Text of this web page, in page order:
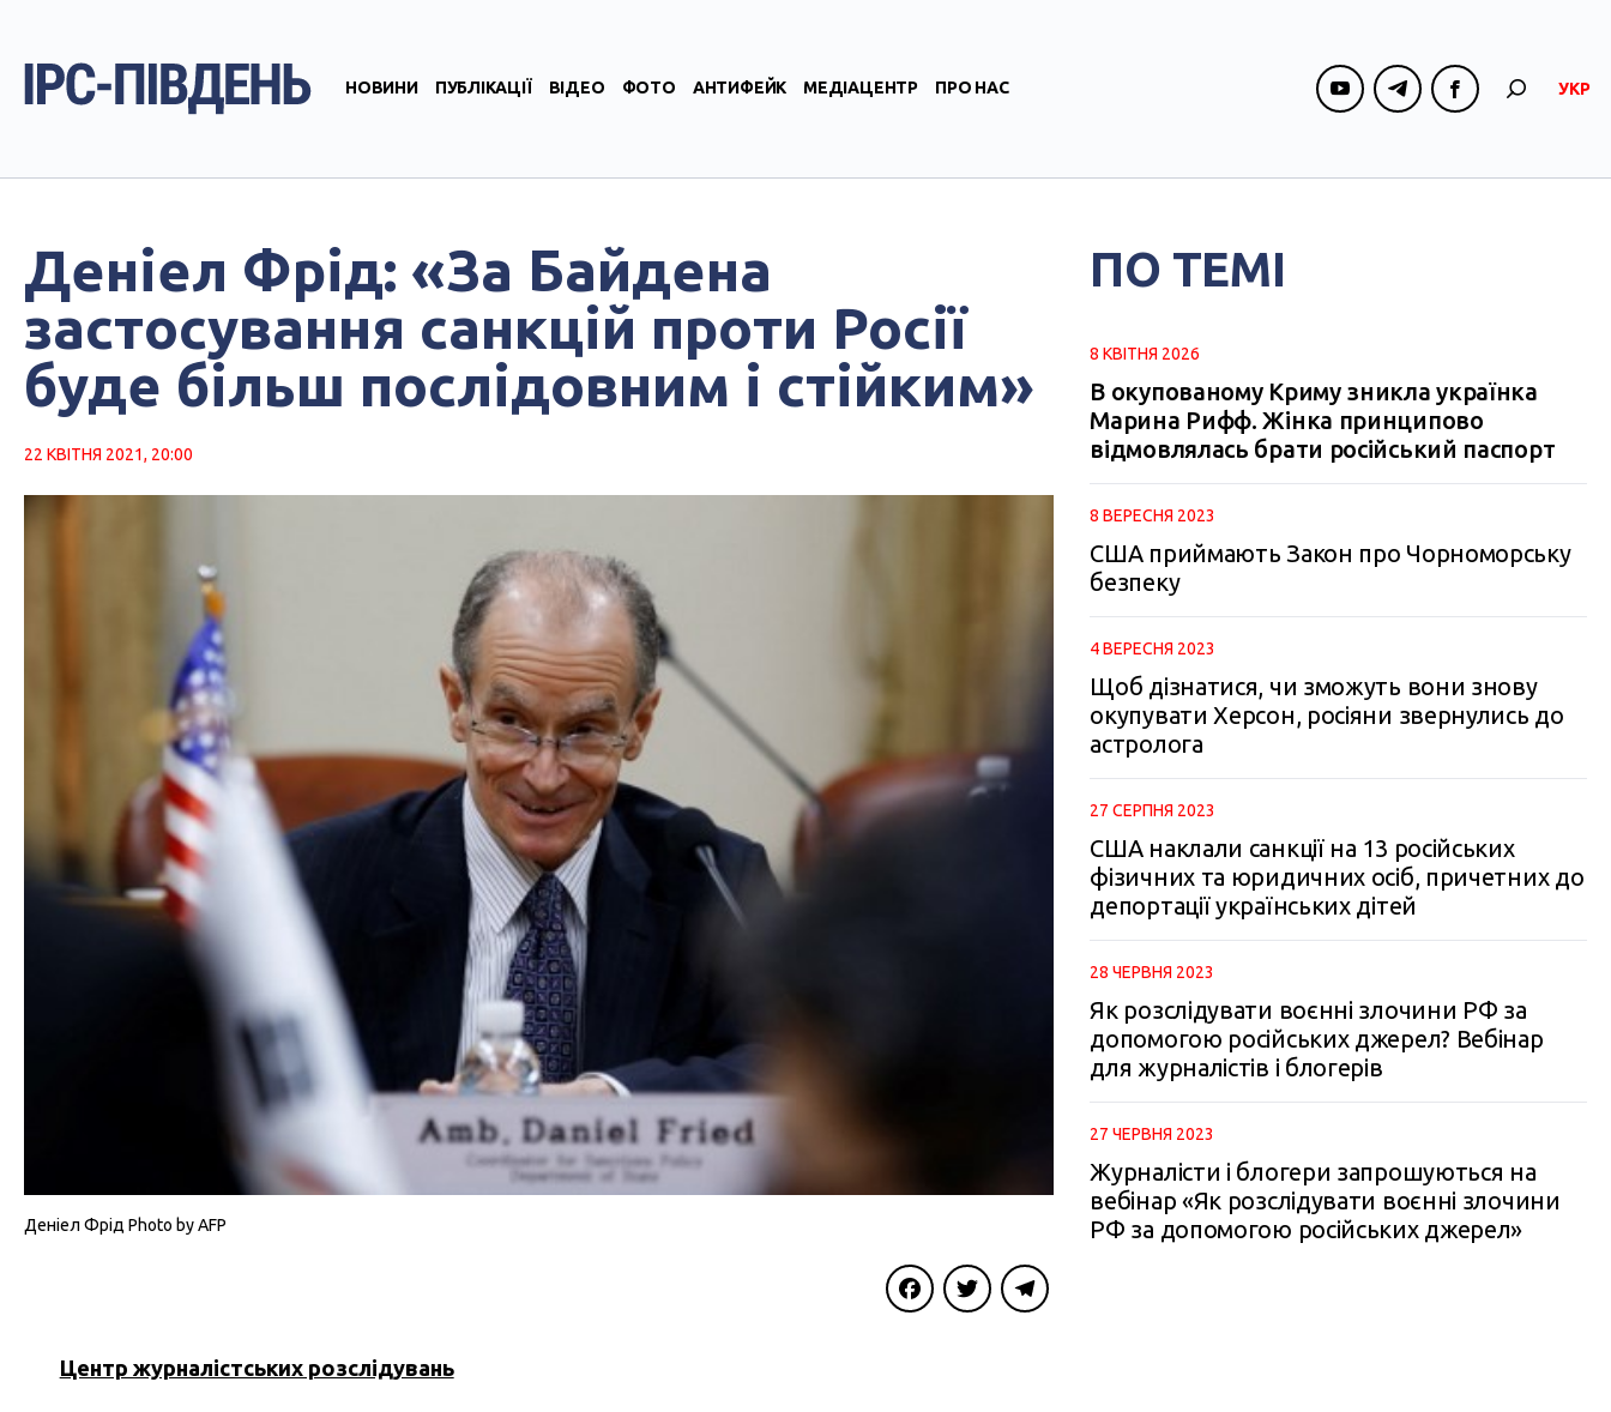
НОВИНИ ПУБЛІКАЦІЇ ВІДЕО ФОТО АНТИФЕЙК МЕДІАЦЕНТР ПРО НАС УКР
Деніел Фрід: «За Байдена
застосування санкцій проти Росії
буде більш послідовним і стійким»
22 КВІТНЯ 2021, 20:00
Деніел Фрід Photo by AFP
Центр журналістських розслідувань
ПО ТЕМІ
8 КВІТНЯ 2026
В окупованому Криму зникла українка
Марина Рифф. Жінка принципово
відмовлялась брати російський паспорт
8 ВЕРЕСНЯ 2023
США приймають Закон про Чорноморську
безпеку
4 ВЕРЕСНЯ 2023
Щоб дізнатися, чи зможуть вони знову
окупувати Херсон, росіяни звернулись до
астролога
27 СЕРПНЯ 2023
США наклали санкції на 13 російських
фізичних та юридичних осіб, причетних до
депортації українських дітей
28 ЧЕРВНЯ 2023
Як розслідувати воєнні злочини РФ за
допомогою російських джерел? Вебінар
для журналістів і блогерів
27 ЧЕРВНЯ 2023
Журналісти і блогери запрошуються на
вебінар «Як розслідувати воєнні злочини
РФ за допомогою російських джерел»